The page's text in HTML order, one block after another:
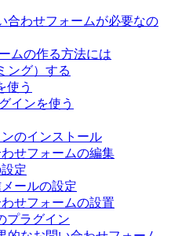
合わせフォームが必要なの
ムの作る方法には
ング）する
使う
インを使う
のインストール
せフォームの編集
定
ールの設定
せフォームの設置
プラグイン